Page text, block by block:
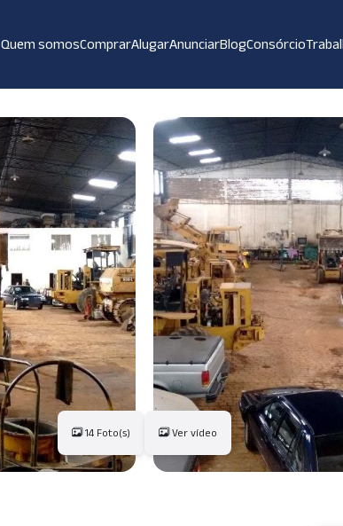
Quem somosComprarAlugarAnunciarBlogConsórcio
14 Foto(s) Ver vídeo